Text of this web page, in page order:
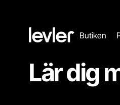
Header.toStartPagee
Butiken
Lär dig